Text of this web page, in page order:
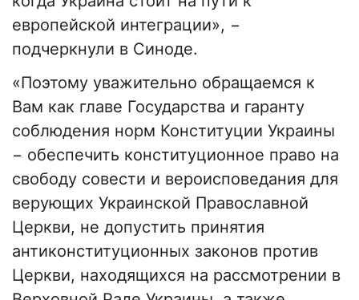
европейской интеграции», −
подчеркнули в Синоде.
«Поэтому уважительно обращаемся к
Вам как главе Государства и гаранту
соблюдения норм Конституции Украины
− обеспечить конституционное право на
свободу совести и вероисповедания для
верующих Украинской Православной
Церкви, не допустить принятия
антиконституционных законов против
Церкви, находящихся на рассмотрении в